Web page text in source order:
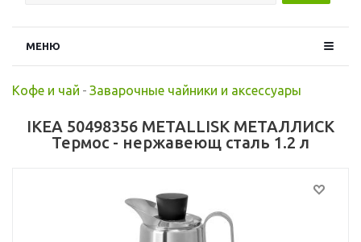
МЕНЮ
Кофе и чай - Заварочные чайники и аксессуары
IKEA 50498356 METALLISK МЕТАЛЛИСК
Термос - нержавеющ сталь 1.2 л